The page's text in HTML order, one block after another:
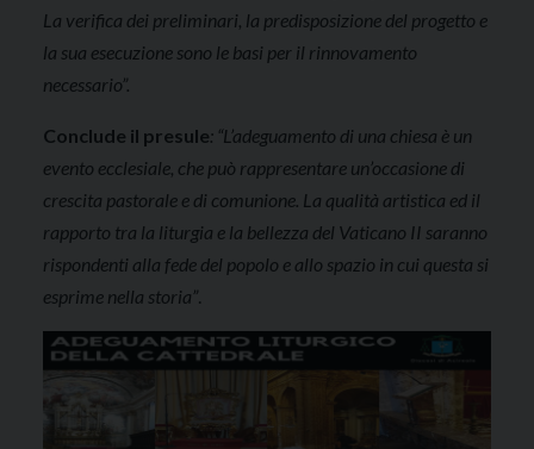
La verifica dei preliminari, la predisposizione del progetto e
la sua esecuzione sono le basi per il rinnovamento
necessario”.
Conclude il presule: “L’adeguamento di una chiesa è un
evento ecclesiale, che può rappresentare un’occasione di
crescita pastorale e di comunione. La qualità artistica ed il
rapporto tra la liturgia e la bellezza del Vaticano II saranno
rispondenti alla fede del popolo e allo spazio in cui questa si
esprime nella storia”